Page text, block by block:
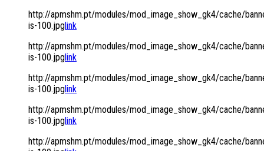
http://apmshm.pt/modules/mod_image_show_gk4/cache/
is-100.jpglink
http://apmshm.pt/modules/mod_image_show_gk4/cache/
is-100.jpglink
http://apmshm.pt/modules/mod_image_show_gk4/cache/
is-100.jpglink
http://apmshm.pt/modules/mod_image_show_gk4/cache/
is-100.jpglink
http://apmshm.pt/modules/mod_image_show_gk4/cache/